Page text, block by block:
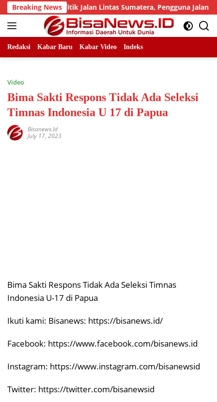
Skip
to
content
Breaking News
Titik Jalan Lintas Sumatera, Pengguna Jalan diimbau
Redaksi Kabar Baru Kabar Video Indeks
Video
Bima Sakti Respons Tidak Ada Seleksi
Timnas Indonesia U 17 di Papua
Bisanews.id
July 17, 2023
Bima Sakti Respons Tidak Ada Seleksi Timnas
Indonesia U-17 di Papua
Ikuti kami: Bisanews: https://bisanews.id/
Facebook: https://www.facebook.com/bisanews.id
Instagram: https://www.instagram.com/bisanewsid
Twitter: https://twitter.com/bisanewsid